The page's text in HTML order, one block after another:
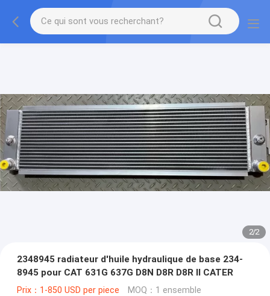
2/2
2348945 radiateur d'huile hydraulique de base 234-
8945 pour CAT 631G 637G D8N D8R D8R II CATER
Prix：1-850 USD per piece MOQ：1 ensemble